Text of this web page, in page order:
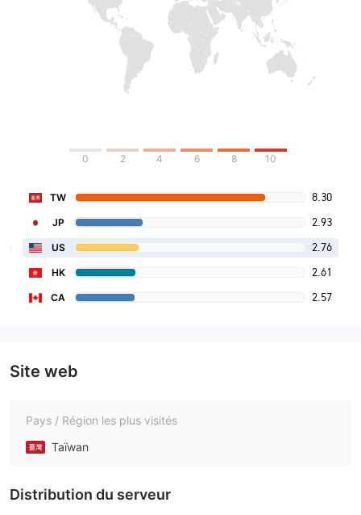
0 2 4 6 8 10
TW 8.30
JP 2.93
US 2.76
HK 2.61
CA 2.57
Site web
Pays / Région les plus visités
Taïwan
Distribution du serveur